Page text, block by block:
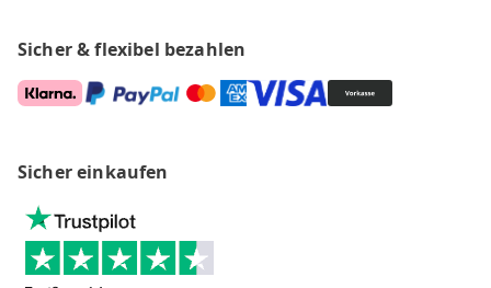
Unser Versandlager
Sicher & flexibel bezahlen
Sicher einkaufen